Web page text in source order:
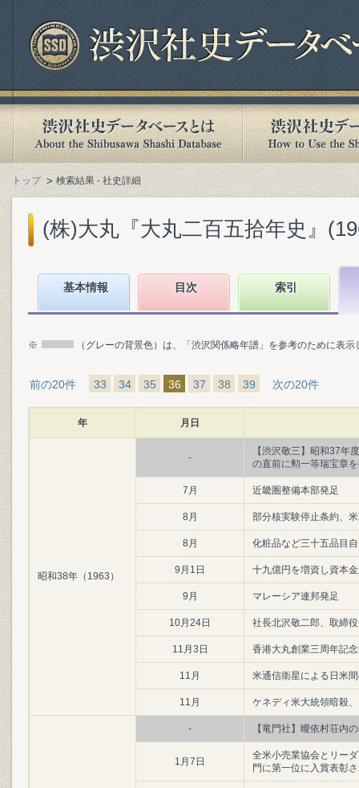
トップ 検索結果 - 社史詳細
(株)大丸『大丸二百五拾年史』
基本情報 目次 索引
※ （グレーの背景色）は、「渋沢関係略年譜」を参考のために表
前の20件 33 34 35 36 37 38 39 次の20件
年 月日
昭和38年（1963）
-
【渋沢敬三】昭和37年
の直前に勲一等瑞宝章
7月 近畿圏整備本部発足
8月 部分核実験停止条約、
8月 化粧品など三十五品目
9月1日 十九億円を増資し資本
9月 マレーシア連邦発足
10月24日 社長北沢敬二郎、取締
11月3日 香港大丸創業三周年記
11月 米通信衛星による日米
11月 ケネディ米大統領暗殺
- 【竜門社】曖依村荘内
1月7日
全米小売業協会とリー
門に第一位に入賞表彰